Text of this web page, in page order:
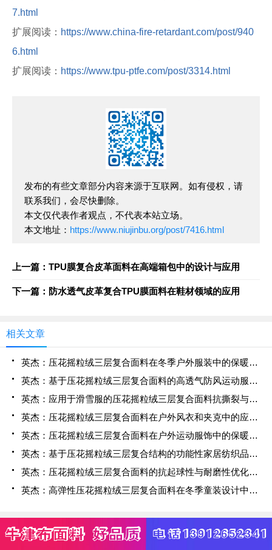
7.html
扩展阅读： https://www.china-fire-retardant.com/post/940
6.html
扩展阅读： https://www.tpu-ptfe.com/post/3314.html
发布的有些文章部分内容来源于互联网。如有侵权，请
联系我们，会尽快删除。
本文仅代表作者观点，不代表本站立场。
本文地址： https://www.niujinbu.org/post/7416.html
上一篇：TPU膜复合皮革面料在高端箱包中的设计与应用
下一篇：防水透气皮革复合TPU膜面料在鞋材领域的应用
相关文章
英杰：压花摇粒绒三层复合面料在冬季户外服装中的保暖性能优化研究
英杰：基于压花摇粒绒三层复合面料的高透气防风运动服饰开发
英杰：应用于滑雪服的压花摇粒绒三层复合面料抗撕裂与耐磨性提升技术
英杰：压花摇粒绒三层复合面料在户外风衣和夹克中的应用与性能
英杰：压花摇粒绒三层复合面料在户外运动服饰中的保暖与透气性能研究
英杰：基于压花摇粒绒三层复合结构的功能性家居纺织品开发与应用
英杰：压花摇粒绒三层复合面料的抗起球性与耐磨性优化技术分析
英杰：高弹性压花摇粒绒三层复合面料在冬季童装设计中的应用实践